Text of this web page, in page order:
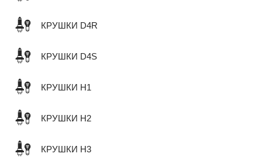
КРУШКИ D4R
КРУШКИ D4S
КРУШКИ H1
КРУШКИ H2
КРУШКИ H3